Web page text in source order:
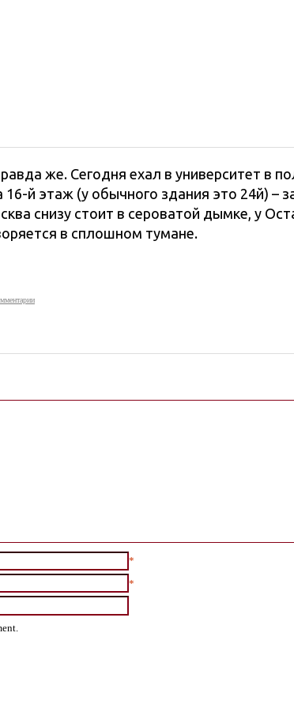
же. Сегодня ехал в университет в
й этаж (у обычного здания это 24й) –
снизу стоит в сероватой дымке, у
в сплошном тумане.
*
*